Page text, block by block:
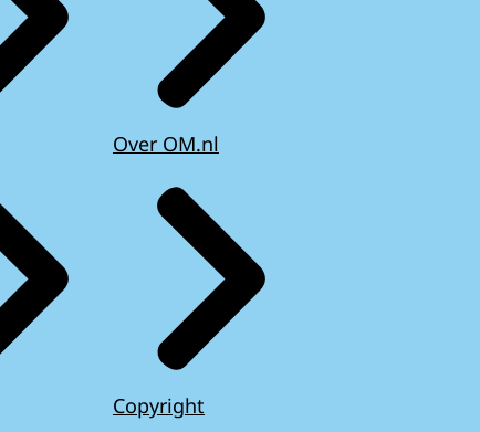
Over OM.nl
Copyright